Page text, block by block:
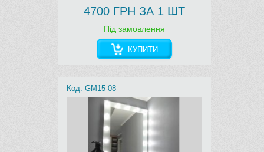
4700 ГРН ЗА 1 ШТ
Під замовлення
КУПИТИ
Код: GM15-08